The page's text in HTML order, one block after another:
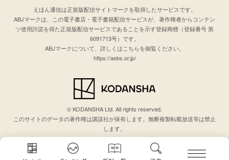
えほん通信は正規版配信サイトマークを取得したサービスです。
ABJマークは、この電子書店・電子書籍配信サービスが、著作権者からコンテン
ツ使用許諾を得た正規版配信サービスであることを示す登録商標（登録番号 第
6091713号）です。
ABJマークについて、詳しくはこちらを御覧ください。
https://aebs.or.jp/
© KODANSHA Ltd. All rights reserved.
このサイトのデータの著作権は講談社が保有します。無断複製転載放送等は禁止
します。